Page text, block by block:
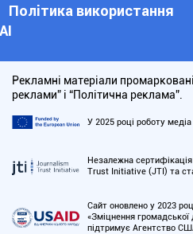
Політика використання
АІ
Рекламні матеріали
реклами” і “Політична реклама”.
У 2025 році роботу
Незалежна
Trust Initiative (JTI) та
Сайт оновлено у 2023
«Зміцнення громадської
підтримує Агентство